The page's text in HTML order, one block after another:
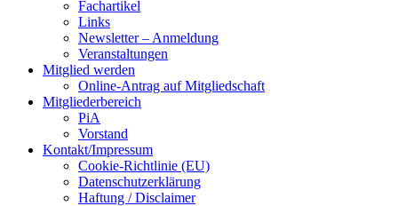
Fachartikel
Links
Newsletter – Anmeldung
Veranstaltungen
Mitglied werden
Online-Antrag auf Mitgliedschaft
Mitgliederbereich
PiA
Vorstand
Kontakt/Impressum
Cookie-Richtlinie (EU)
Datenschutzerklärung
Haftung / Disclaimer